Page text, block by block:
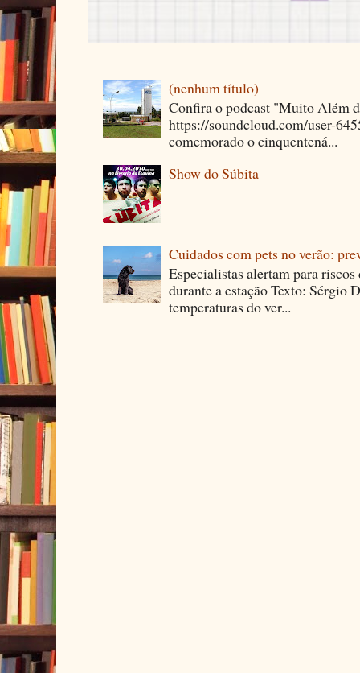
(nenhum título)
Confira o podcast "Muito Além
https://soundcloud.com/user-
comemorado o cinquentená...
Show do Súbita
Cuidados com pets no verão:
Especialistas alertam para
durante a estação Texto: Sérgio
temperaturas do ver...